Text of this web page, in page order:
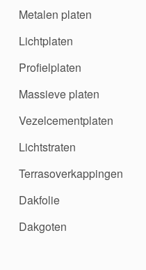
Metalen platen
Lichtplaten
Profielplaten
Massieve platen
Vezelcementplaten
Lichtstraten
Terrasoverkappingen
Dakfolie
Dakgoten